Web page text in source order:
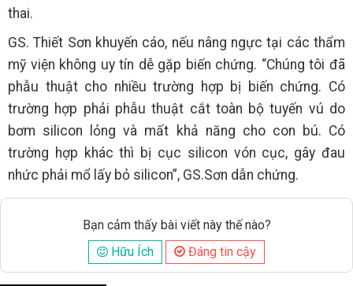
thai.
GS. Thiết Sơn khuyến cáo, nếu nâng ngực tại các thẩm
mỹ viện không uy tín dễ gặp biến chứng. “Chúng tôi đã
phẫu thuật cho nhiều trường hợp bị biến chứng. Có
trường hợp phải phẫu thuật cắt toàn bộ tuyến vú do
bơm silicon lỏng và mất khả năng cho con bú. Có
trường hợp khác thì bị cục silicon vón cục, gây đau
nhức phải mổ lấy bỏ silicon”, GS.Sơn dẫn chứng.
Bạn cảm thấy bài viết này thế nào?
Hữu Ích
Đáng tin cậy